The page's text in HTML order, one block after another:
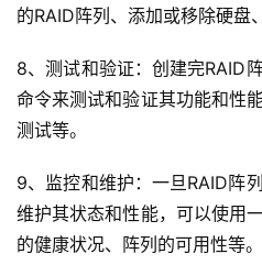
中
技
教
程
的RAID阵列、添加或移除硬盘
8、测试和验证：创建完RAID
命令来测试和验证其功能和性
测试等。
9、监控和维护：一旦RAID阵
维护其状态和性能，可以使用
的健康状况、阵列的可用性等。